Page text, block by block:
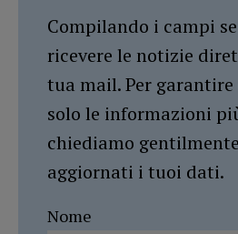
Compilando i campi
ricevere le notizie
tua mail. Per
solo le informazioni
chiediamo
aggiornati i tuoi dati.
Nome